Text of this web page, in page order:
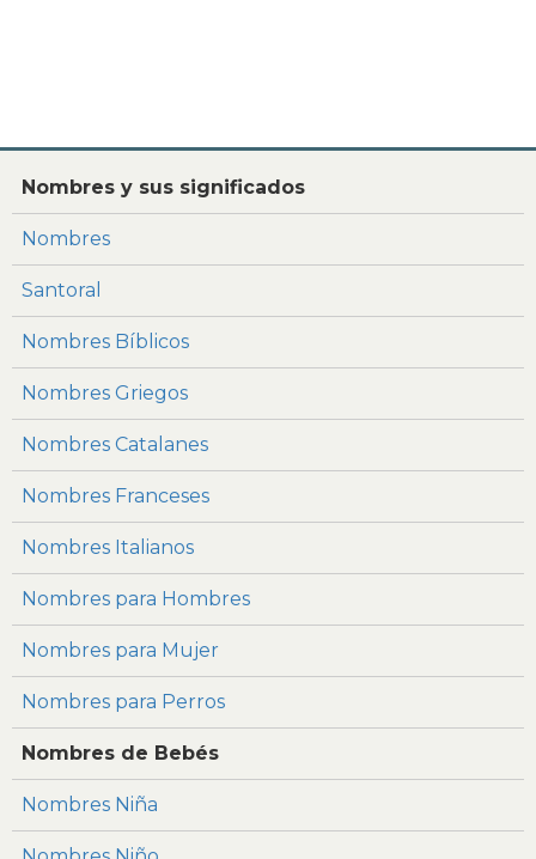
Nombres y sus significados
Nombres
Santoral
Nombres Bíblicos
Nombres Griegos
Nombres Catalanes
Nombres Franceses
Nombres Italianos
Nombres para Hombres
Nombres para Mujer
Nombres para Perros
Nombres de Bebés
Nombres Niña